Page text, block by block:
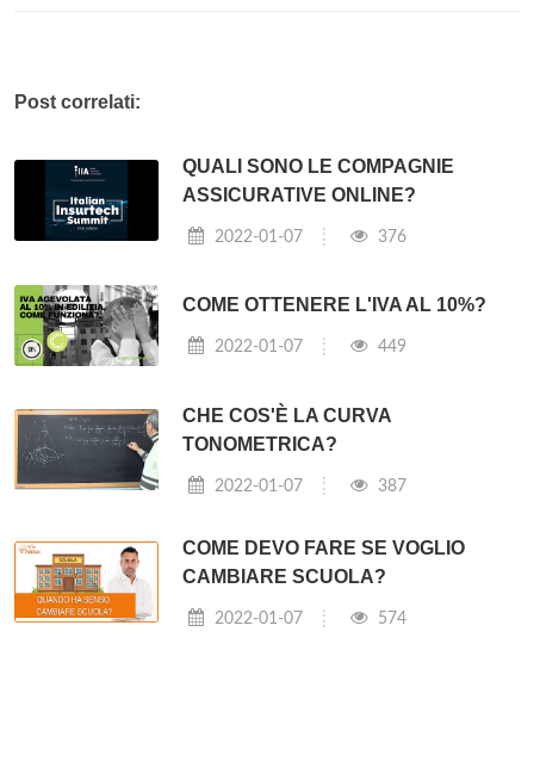
Post correlati:
QUALI SONO LE COMPAGNIE
ASSICURATIVE ONLINE?
2022-01-07 376
COME OTTENERE L'IVA AL 10%?
2022-01-07 449
CHE COS'È LA CURVA
TONOMETRICA?
2022-01-07 387
COME DEVO FARE SE VOGLIO
CAMBIARE SCUOLA?
2022-01-07 574